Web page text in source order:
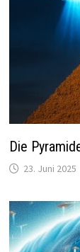
Die
23. Juni 2025